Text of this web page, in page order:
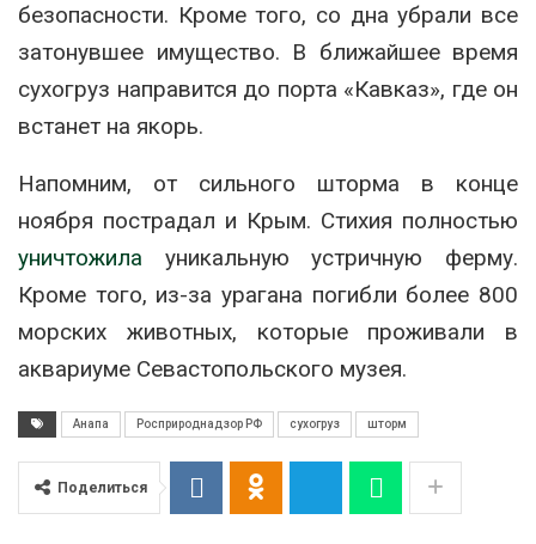
безопасности. Кроме того, со дна убрали все
затонувшее имущество. В ближайшее время
сухогруз направится до порта «Кавказ», где он
встанет на якорь.
Напомним, от сильного шторма в конце
ноября пострадал и Крым. Стихия полностью
уничтожила уникальную устричную ферму.
Кроме того, из-за урагана погибли более 800
морских животных, которые проживали в
аквариуме Севастопольского музея.
Анапа Росприроднадзор РФ сухогруз шторм
Поделиться